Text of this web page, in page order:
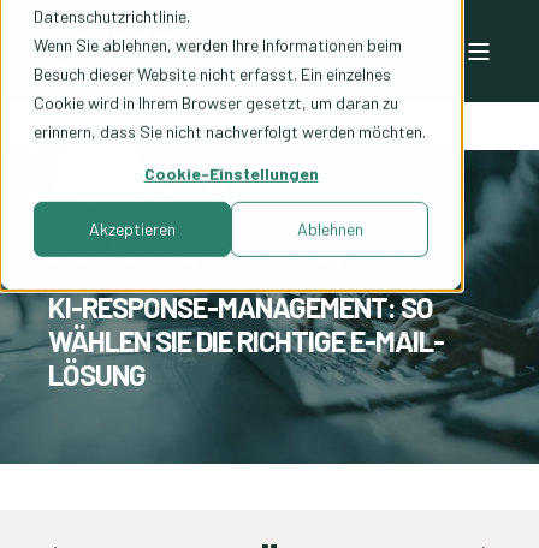
Datenschutzrichtlinie.
Wenn Sie ablehnen, werden Ihre Informationen beim
Besuch dieser Website nicht erfasst. Ein einzelnes
Cookie wird in Ihrem Browser gesetzt, um daran zu
erinnern, dass Sie nicht nachverfolgt werden möchten.
Cookie-Einstellungen
Akzeptieren Ablehnen
8. MAI 2026, 11:07:47 MESZ 3 MINUTEN LESEZEIT
KI-RESPONSE-MANAGEMENT: SO
WÄHLEN SIE DIE RICHTIGE E-MAIL-
LÖSUNG